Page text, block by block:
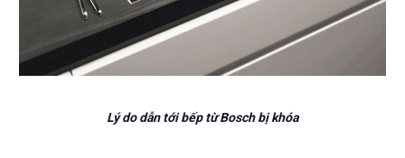
Lý do dẫn tới bếp từ Bosch bị khóa